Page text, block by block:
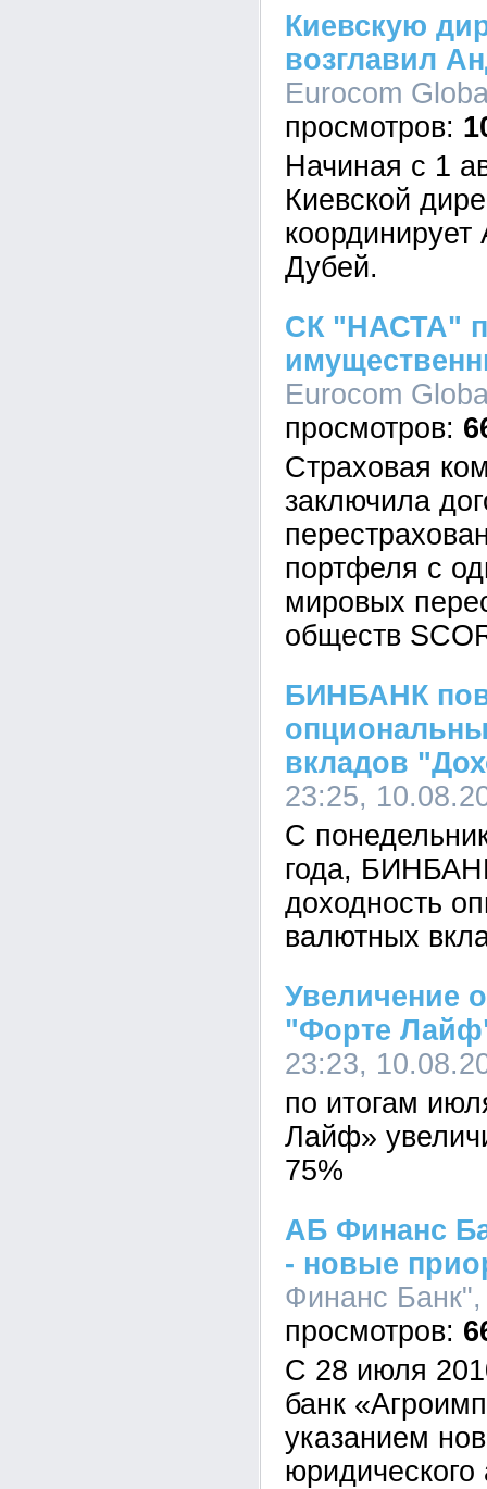
Киевскую
возглавил
Eurocom
Начиная с 1
Киевской
Дубей.
СК "НАСТА"
Eurocom
Страховая
заключила
портфеля с
мировых
обществ
БИНБАНК
вкладов
23:25,
С
года,
доходность
валютных
Увеличение
"Форте
23:23,
по итогам
Лайф»
75%
АБ Финанс
- новые
Финанс
С 28 июля
банк
указанием
юридического